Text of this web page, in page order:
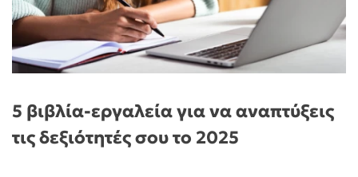
5 βιβλία-εργαλεία για να αναπτύξεις
τις δεξιότητές σου το 2025